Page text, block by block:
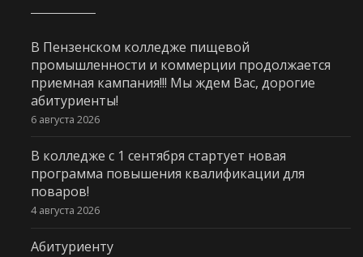
В Пензенском колледже пищевой
промышленности и коммерции продолжается
приемная кампания!!! Мы ждем Вас, дорогие
абитуриенты!
6 августа 2026
В колледже с 1 сентября стартует новая
программа повышения квалификации для
поваров!
4 августа 2026
Абитуриенту